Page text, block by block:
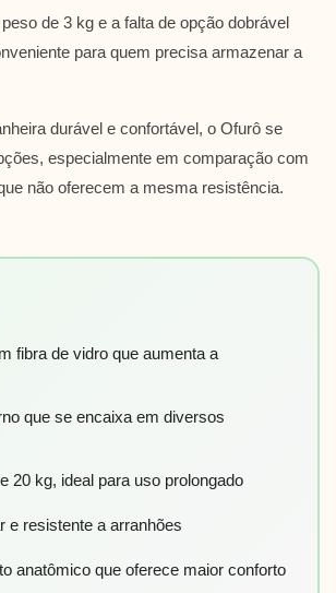
de 3 kg e a falta de opção dobrável
para quem precisa armazenar a
durável e confortável, o Ofurô se
especialmente em comparação com
não oferecem a mesma resistência.
fibra de vidro que aumenta a
que se encaixa em diversos
20 kg, ideal para uso prolongado
e resistente a arranhões
anatômico que oferece maior conforto